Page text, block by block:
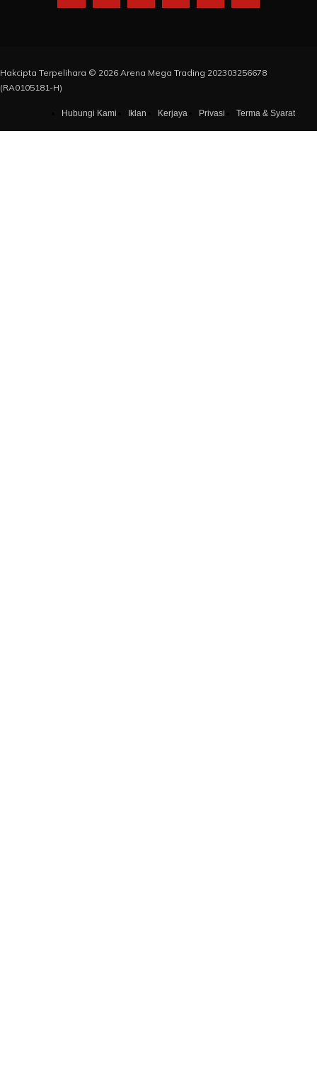
Hakcipta Terpelihara © 2026 Arena Mega Trading 202303256678
(RA0105181-H)
Hubungi Kami Iklan Kerjaya Privasi Terma & Syarat